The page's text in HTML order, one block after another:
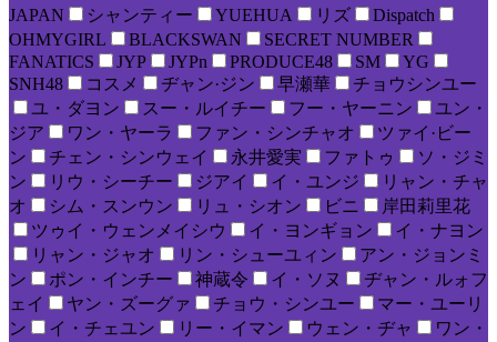
JAPAN
シャンティー YUEHUA リズ
Dispatch
OHMYGIRL
BLACKSWAN
SECRET NUMBER
FANATICS
JYP JYPn PRODUCE48 SM
YG
SNH48
コスメ ヂャン·ジン 早瀬華
チョウシンユー
ユ・ダヨン
スー・ルイチー フー・ヤーニン
ユン・
ジア
ワン・ヤーラ ファン・シンチャオ
ツァイ·ビー
ン
チェン・シンウェイ 永井愛実 ファトゥ
ソ・ジミ
ン
リウ・シーチー ジアイ イ・ユンジ
リャン・チャ
オ
シム・スンウン リュ・シオン ビニ
岸田莉里花
ツゥイ・ウェンメイシウ
イ・ヨンギョン
イ・ナヨン
リャン・ジャオ
リン・シューユィン
アン・ジョンミ
ン
ポン・インチー 神蔵令 イ・ソヌ
ヂャン・ルォフ
ェイ
ヤン・ズーグァ チョウ・シンユー
マー・ユーリ
ン
イ・チェユン リー・イマン ウェン・ヂャ
ワン・